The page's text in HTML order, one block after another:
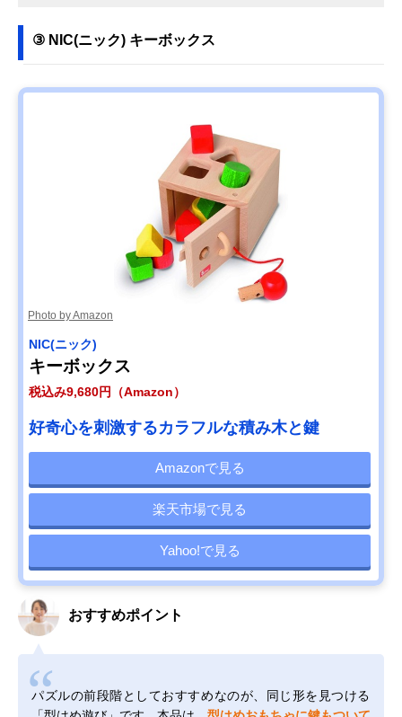
③ NIC(ニック) キーボックス
Photo by Amazon
NIC(ニック)
キーボックス
税込み9,680円（Amazon）
好奇心を刺激するカラフルな積み木と鍵
Amazonで見る
楽天市場で見る
Yahoo!で見る
おすすめポイント
パズルの前段階としておすすめなのが、同じ形を見つける